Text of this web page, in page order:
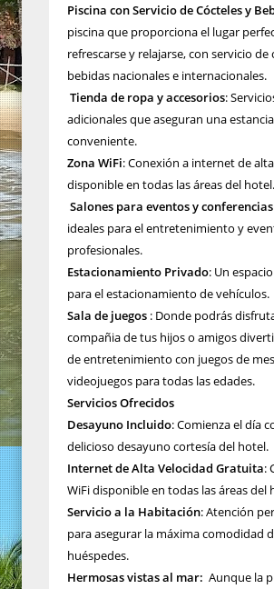
Piscina con Servicio de Cócteles y
piscina que proporciona el lugar
refrescarse y relajarse, con servicio de
bebidas nacionales e internacionales.
Tienda de ropa y accesorios:
adicionales que aseguran una
conveniente.
Zona WiFi: Conexión a internet de
disponible en todas las áreas del hotel.
Salones para eventos y conferencias
ideales para el entretenimiento y
profesionales.
Estacionamiento Privado: Un
para el estacionamiento de vehículos.
Sala de juegos : Donde podrás
compañia de tus hijos o amigos
de entretenimiento con juegos de
videojuegos para todas las edades.
Servicios Ofrecidos
Desayuno Incluido: Comienza el día
delicioso desayuno cortesía del hotel.
Internet de Alta Velocidad Gratuita:
WiFi disponible en todas las áreas del
Servicio a la Habitación: Atención
para asegurar la máxima comodidad
huéspedes.
Hermosas vistas al mar: Aunque la